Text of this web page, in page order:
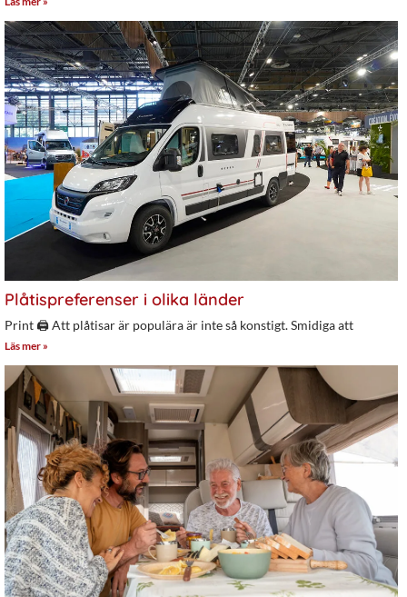
Plåtispreferenser i olika länder
Print 🖨 Att plåtisar är populära är inte så konstigt. Smidiga att
Läs mer »